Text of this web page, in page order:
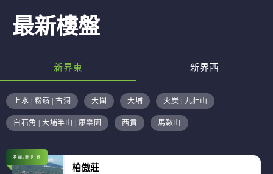
最新樓盤
新界東 新界西
上水 | 粉嶺 | 古洞 大圍 大埔 火炭 | 九肚山
白石角 | 大埔半山 | 康樂園 西貢 馬鞍山
港鐵/新世界
柏傲莊